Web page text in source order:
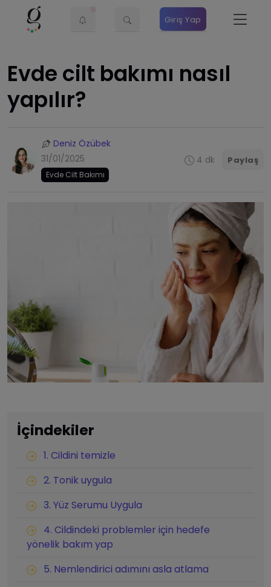
Giriş Yap
Evde cilt bakımı nasıl
yapılır?
Deniz Özübek
31/01/2025
Evde Cilt Bakımı
4 dk Paylaş
İçindekiler
1. Cildini temizle
2. Tonik uygula
3. Yüz Serumu Uygula
4. Cildindeki problemler için hedefe
yönelik bakım yap
5. Nemlendirici adımını asla atlama